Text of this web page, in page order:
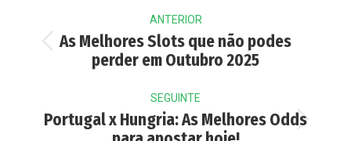
navigation
ANTERIOR
Previous
post:
As Melhores Slots que não podes
perder em Outubro 2025
SEGUINTE
Next
Portugal x Hungria: As Melhores Odds